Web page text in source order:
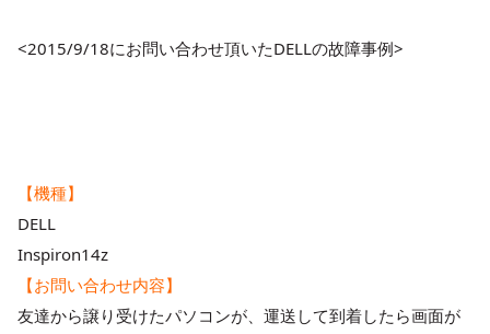
<2015/9/18にお問い合わせ頂いたDELLの故障事例>
【機種】
DELL
Inspiron14z
【お問い合わせ内容】
友達から譲り受けたパソコンが、運送して到着したら画面が